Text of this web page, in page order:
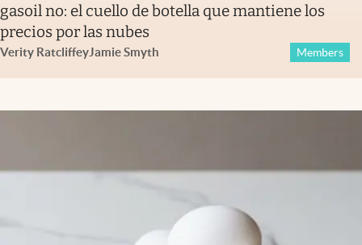
gasoil no: el cuello de botella que mantiene los
precios por las nubes
Verity RatcliffeyJamie Smyth Members